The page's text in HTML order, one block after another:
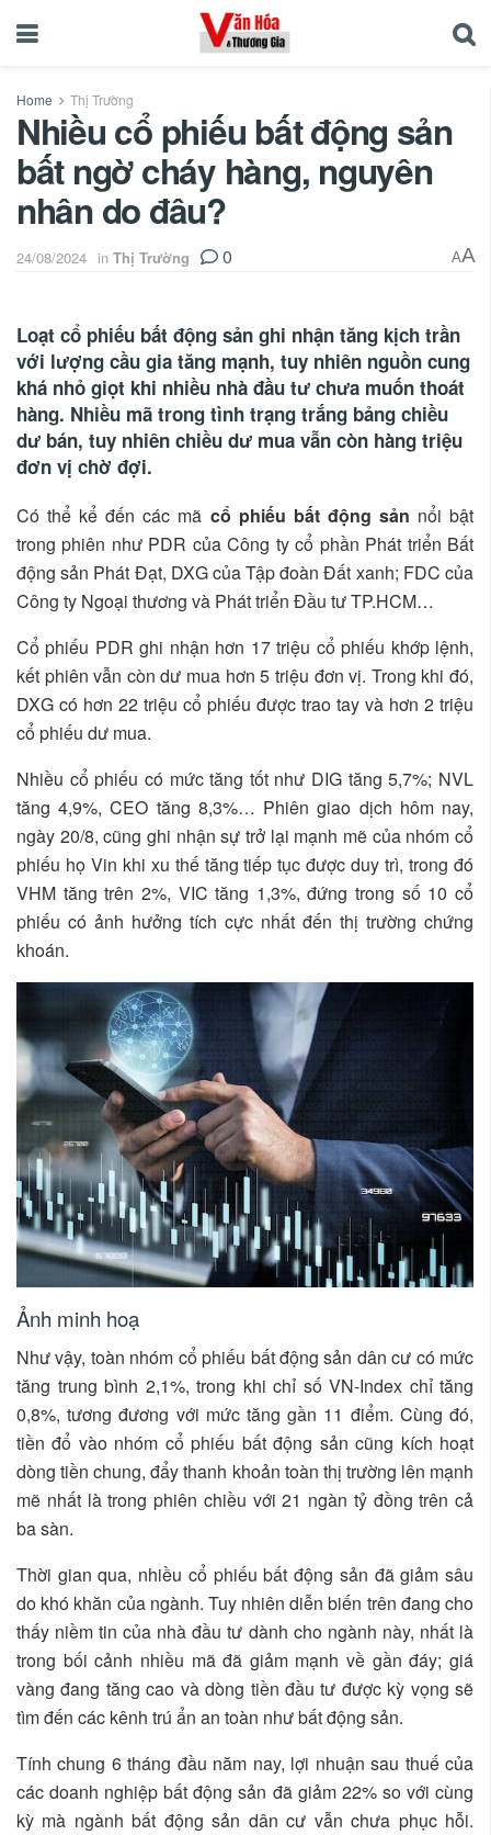
Home Thị Trường
Nhiều cổ phiếu bất động sản
bất ngờ cháy hàng, nguyên
nhân do đâu?
24/08/2024 in Thị Trường 0 AA
Loạt cổ phiếu bất động sản ghi nhận tăng kịch trần
với lượng cầu gia tăng mạnh, tuy nhiên nguồn cung
khá nhỏ giọt khi nhiều nhà đầu tư chưa muốn thoát
hàng. Nhiều mã trong tình trạng trắng bảng chiều
dư bán, tuy nhiên chiều dư mua vẫn còn hàng triệu
đơn vị chờ đợi.
Có thể kể đến các mã cổ phiếu bất động sản nổi bật
trong phiên như PDR của Công ty cổ phần Phát triển Bất
động sản Phát Đạt, DXG của Tập đoàn Đất xanh; FDC của
Công ty Ngoại thương và Phát triển Đầu tư TP.HCM…
Cổ phiếu PDR ghi nhận hơn 17 triệu cổ phiếu khớp lệnh,
kết phiên vẫn còn dư mua hơn 5 triệu đơn vị. Trong khi đó,
DXG có hơn 22 triệu cổ phiếu được trao tay và hơn 2 triệu
cổ phiếu dư mua.
Nhiều cổ phiếu có mức tăng tốt như DIG tăng 5,7%; NVL
tăng 4,9%, CEO tăng 8,3%… Phiên giao dịch hôm nay,
ngày 20/8, cũng ghi nhận sự trở lại mạnh mẽ của nhóm cổ
phiếu họ Vin khi xu thế tăng tiếp tục được duy trì, trong đó
VHM tăng trên 2%, VIC tăng 1,3%, đứng trong số 10 cổ
phiếu có ảnh hưởng tích cực nhất đến thị trường chứng
khoán.
Ảnh minh hoạ
Như vậy, toàn nhóm cổ phiếu bất động sản dân cư có mức
tăng trung bình 2,1%, trong khi chỉ số VN-Index chỉ tăng
0,8%, tương đương với mức tăng gần 11 điểm. Cùng đó,
tiền đổ vào nhóm cổ phiếu bất động sản cũng kích hoạt
dòng tiền chung, đẩy thanh khoản toàn thị trường lên mạnh
mẽ nhất là trong phiên chiều với 21 ngàn tỷ đồng trên cả
ba sàn.
Thời gian qua, nhiều cổ phiếu bất động sản đã giảm sâu
do khó khăn của ngành. Tuy nhiên diễn biến trên đang cho
thấy niềm tin của nhà đầu tư dành cho ngành này, nhất là
trong bối cảnh nhiều mã đã giảm mạnh về gần đáy; giá
vàng đang tăng cao và dòng tiền đầu tư được kỳ vọng sẽ
tìm đến các kênh trú ẩn an toàn như bất động sản.
Tính chung 6 tháng đầu năm nay, lợi nhuận sau thuế của
các doanh nghiệp bất động sản đã giảm 22% so với cùng
kỳ mà ngành bất động sản dân cư vẫn chưa phục hỗi.